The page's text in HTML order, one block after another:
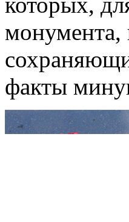
монумента,
факты